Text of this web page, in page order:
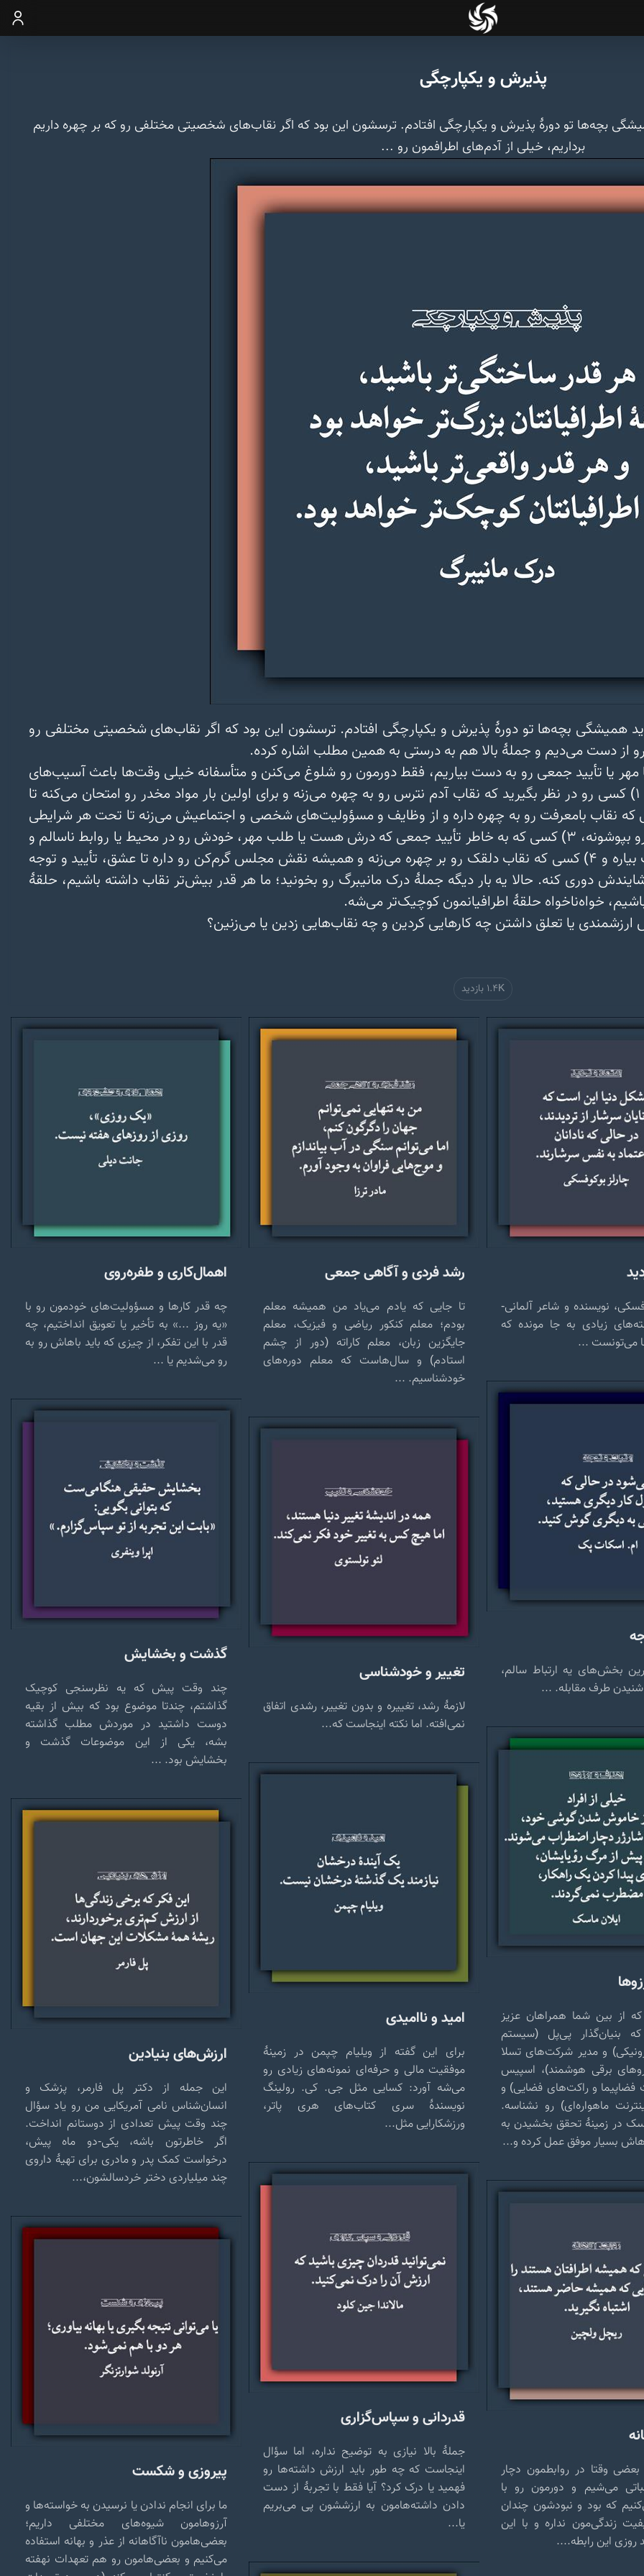
ورود
پذیرش و یکپارچگی
بچه‌ها تو دورهٔ پذیرش و یکپارچگی افتادم. ترسشون این بود که اگر نقاب‌های شخصیتی مختلفی رو که بر چهره داریم
برداریم، خیلی از آدم‌های اطرافمون رو ...
1.4K بازدید
نویسنده و شاعر آلمانی-
زیادی به جا مونده که
می‌تونست ...
بخش‌های یه ارتباط سالم،
طرف مقابله. ...
از بین شما همراهان عزیز
بنیان‌گذار پی‌پل (سیستم
و مدیر شرکت‌های تسلا
برقی هوشمند)، اسپیس
و راکت‌های فضایی) و
ماهواره‌ای) رو نشناسه.
در زمینهٔ تحقق بخشیدن به
بسیار موفق عمل کرده و...
بعضی وقتا در روابطمون دچار
می‌شیم و دورمون رو با
که بود و نبودشون چندان
زندگی‌مون نداره و با این
روزی این رابطه....
رشد فردی و آگاهی جمعی
تا جایی که یادم می‌یاد من همیشه معلم
بودم؛ معلم کنکور ریاضی و فیزیک، معلم
جایگزین زبان، معلم کاراته (دور از چشم
استادم) و سال‌هاست که معلم دوره‌های
خودشناسیم. ...
تغییر و خودشناسی
لازمهٔ رشد، تغییره و بدون تغییر، رشدی اتفاق
نمی‌افته. اما نکته اینجاست که...
امید و ناامیدی
برای این گفته از ویلیام چپمن در زمینهٔ
موفقیت مالی و حرفه‌ای نمونه‌های زیادی رو
می‌شه آورد: کسایی مثل جی. کی. رولینگ
نویسندهٔ سری کتاب‌های هری پاتر،
ورزشکارایی مثل...
قدردانی و سپاس‌گزاری
جملهٔ بالا نیازی به توضیح نداره، اما سؤال
اینجاست که چه طور باید ارزش داشته‌ها رو
فهمید یا درک کرد؟ آیا فقط با تجربهٔ از دست
دادن داشته‌هامون به ارزششون پی می‌بریم
یا...
اهمال‌کاری و طفره‌روی
چه قدر کارها و مسؤولیت‌های خودمون رو با
«یه روز ...» به تأخیر یا تعویق انداختیم، چه
قدر با این تفکر، از چیزی که باید باهاش رو به
رو می‌شدیم یا ...
گذشت و بخشایش
چند وقت پیش که یه نظرسنجی کوچیک
گذاشتم، چندتا موضوع بود که بیش از بقیه
دوست داشتید در موردش مطلب گذاشته
بشه، یکی از این موضوعات گذشت و
بخشایش بود. ...
ارزش‌های بنیادین
این جمله از دکتر پل فارمر، پزشک و
انسان‌شناس نامی آمریکایی من رو یاد سؤال
چند وقت پیش تعدادی از دوستانم انداخت.
اگر خاطرتون باشه، یکی-دو ماه پیش،
درخواست کمک پدر و مادری برای تهیهٔ داروی
چند میلیاردی دختر خردسالشون،...
پیروزی و شکست
ما برای انجام ندادن یا نرسیدن به خواسته‌ها و
آرزوهامون شیوه‌‌های مختلفی داریم؛
بعضی‌هامون ناآگاهانه از عذر و بهانه استفاده
می‌کنیم و بعضی‌هامون رو هم تعهدات نهفته